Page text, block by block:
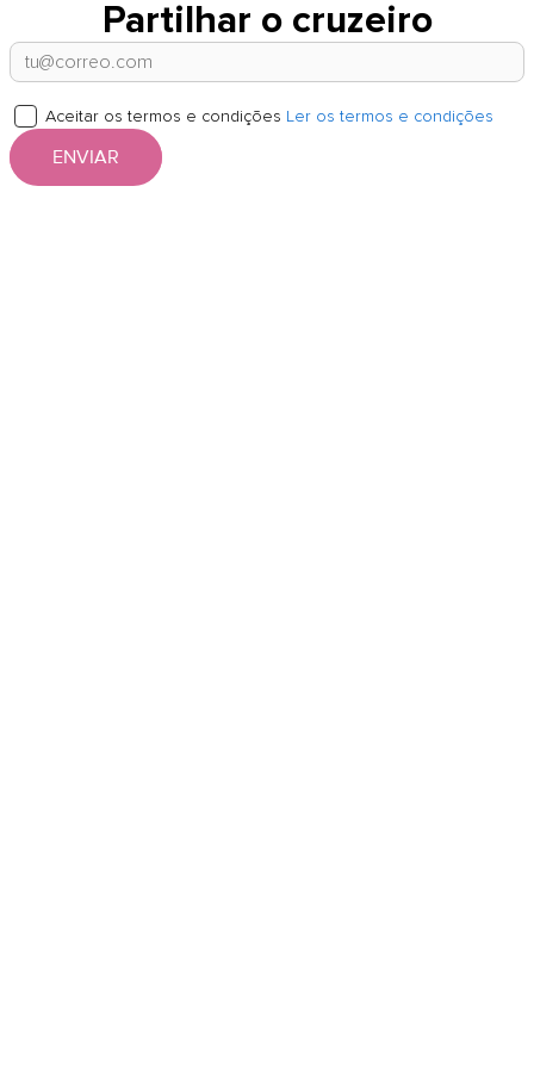
Partilhar o cruzeiro
Aceitar os termos e condições Ler os termos e condições
ENVIAR